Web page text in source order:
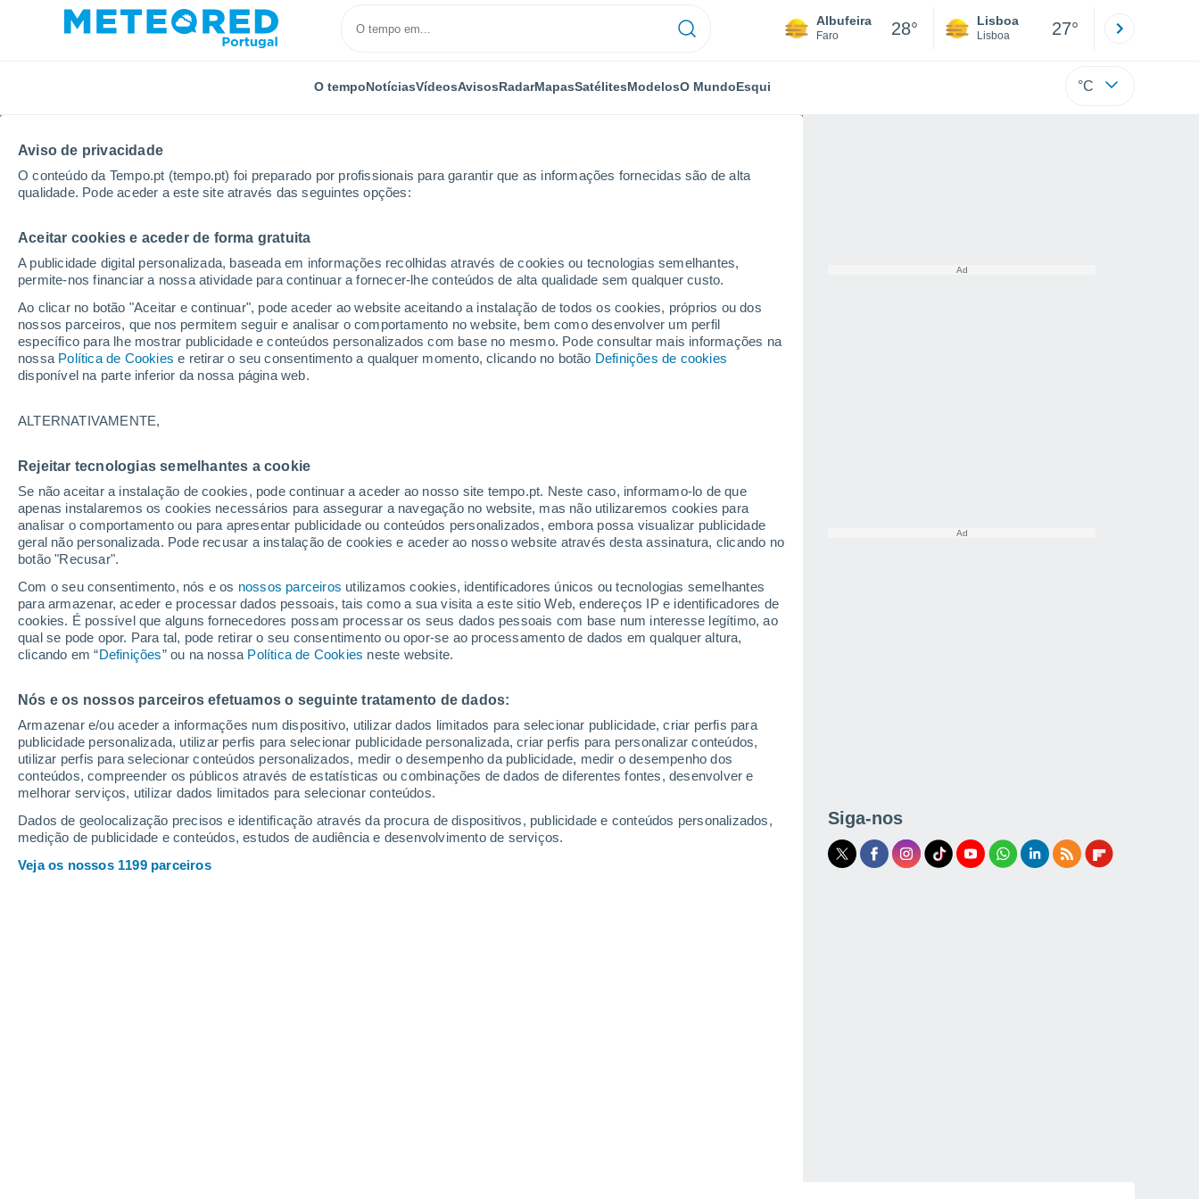
Aviso de privacidade
O conteúdo da Tempo.pt (tempo.pt) foi preparado por profissionais para garantir que as informações fornecidas são de alta
qualidade. Pode aceder a este site através das seguintes opções:
Aceitar cookies e aceder de forma gratuita
A publicidade digital personalizada, baseada em informações recolhidas através de cookies ou tecnologias semelhantes,
permite-nos financiar a nossa atividade para continuar a fornecer-lhe conteúdos de alta qualidade sem qualquer custo.
Ao clicar no botão "Aceitar e continuar", pode aceder ao website aceitando a instalação de todos os cookies, próprios ou dos
nossos parceiros, que nos permitem seguir e analisar o comportamento no website, bem como desenvolver um perfil
específico para lhe mostrar publicidade e conteúdos personalizados com base no mesmo. Pode consultar mais informações na
nossa Política de Cookies e retirar o seu consentimento a qualquer momento, clicando no botão Definições de cookies
disponível na parte inferior da nossa página web.
ALTERNATIVAMENTE,
Rejeitar tecnologias semelhantes a cookie
Se não aceitar a instalação de cookies, pode continuar a aceder ao nosso site tempo.pt. Neste caso, informamo-lo de que
apenas instalaremos os cookies necessários para assegurar a navegação no website, mas não utilizaremos cookies para
analisar o comportamento ou para apresentar publicidade ou conteúdos personalizados, embora possa visualizar publicidade
geral não personalizada. Pode recusar a instalação de cookies e aceder ao nosso website através desta assinatura, clicando no
botão "Recusar".
Com o seu consentimento, nós e os nossos parceiros utilizamos cookies, identificadores únicos ou tecnologias semelhantes
para armazenar, aceder e processar dados pessoais, tais como a sua visita a este sitio Web, endereços IP e identificadores de
cookies. É possível que alguns fornecedores possam processar os seus dados pessoais com base num interesse legítimo, ao
qual se pode opor. Para tal, pode retirar o seu consentimento ou opor-se ao processamento de dados em qualquer altura,
clicando em “Definições” ou na nossa Política de Cookies neste website.
Nós e os nossos parceiros efetuamos o seguinte tratamento de dados:
Armazenar e/ou aceder a informações num dispositivo, utilizar dados limitados para selecionar publicidade, criar perfis para
publicidade personalizada, utilizar perfis para selecionar publicidade personalizada, criar perfis para personalizar conteúdos,
utilizar perfis para selecionar conteúdos personalizados, medir o desempenho da publicidade, medir o desempenho dos
conteúdos, compreender os públicos através de estatísticas ou combinações de dados de diferentes fontes, desenvolver e
melhorar serviços, utilizar dados limitados para selecionar conteúdos.
Dados de geolocalização precisos e identificação através da procura de dispositivos, publicidade e conteúdos personalizados,
medição de publicidade e conteúdos, estudos de audiência e desenvolvimento de serviços.
Veja os nossos 1199 parceiros
Albufeira
Faro 28° Lisboa
Lisboa 27°
O tempoNotíciasVídeosAvisosRadarMapasSatélitesModelosO MundoEsqui °C
Início Itália Província de Varese
Tempo na Província de Varese
Hoje, 7 agosto Todo o dia Símbolo
33°
22°
31°
21°
Gavirate
23°
21°
Sesto
Calende
21°
Tradate
31°
19°
Varese
Siga-nos